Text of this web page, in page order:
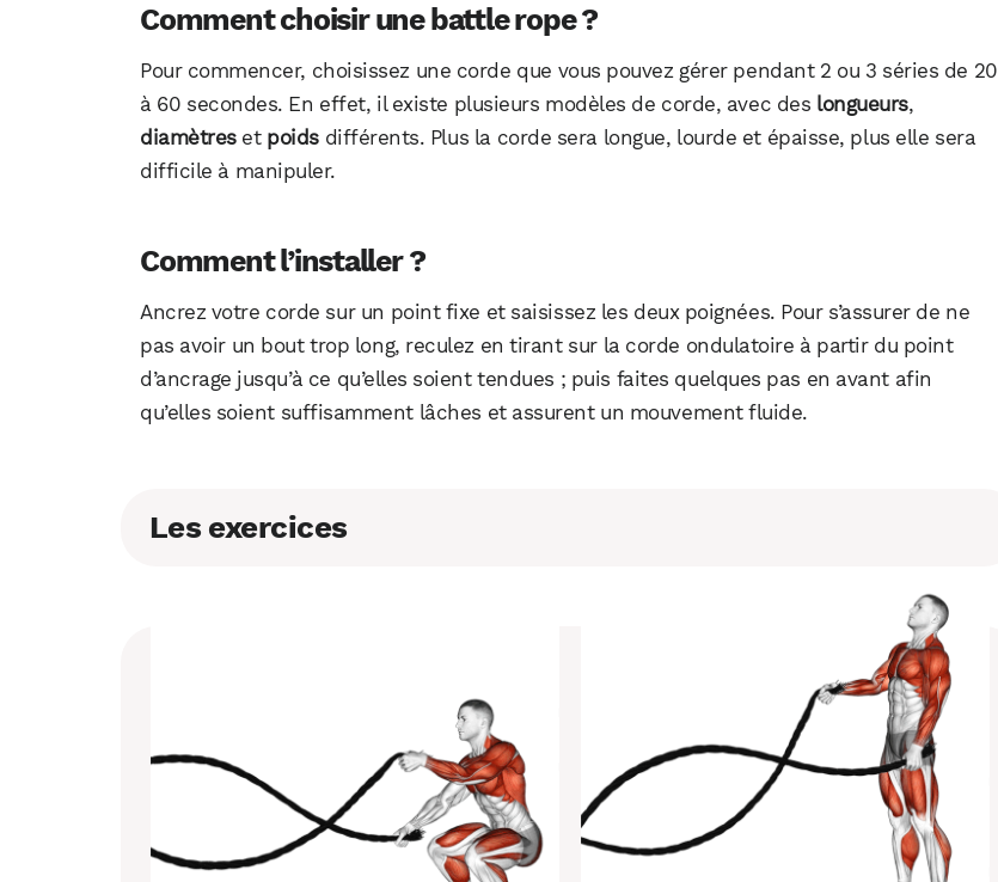
Comment choisir une battle rope ?
Pour commencer, choisissez une corde que vous pouvez gérer pendant 2 ou 3 séries de 20
à 60 secondes. En effet, il existe plusieurs modèles de corde, avec des longueurs,
diamètreset poidsdifférents. Plus la corde sera longue, lourde et épaisse, plus elle sera
difficile à manipuler.
Comment l’installer ?
Ancrez votre corde sur un point fixe et saisissez les deux poignées. Pour s’assurer de ne
pas avoir un bout trop long, reculez en tirant sur la corde ondulatoire à partir du point
d’ancrage jusqu’à ce qu’elles soient tendues ; puis faites quelques pas en avant afin
qu’elles soient suffisamment lâches et assurent un mouvement fluide.
Les exercices
WhatsApp Telegram